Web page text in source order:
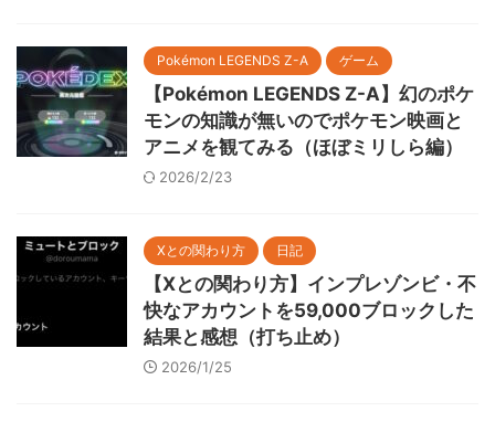
Pokémon LEGENDS Z-A ゲーム
【Pokémon LEGENDS Z-A】幻のポケ
モンの知識が無いのでポケモン映画と
アニメを観てみる（ほぼミリしら編）
2026/2/23
Xとの関わり方 日記
【Xとの関わり方】インプレゾンビ・不
快なアカウントを59,000ブロックした
結果と感想（打ち止め）
2026/1/25